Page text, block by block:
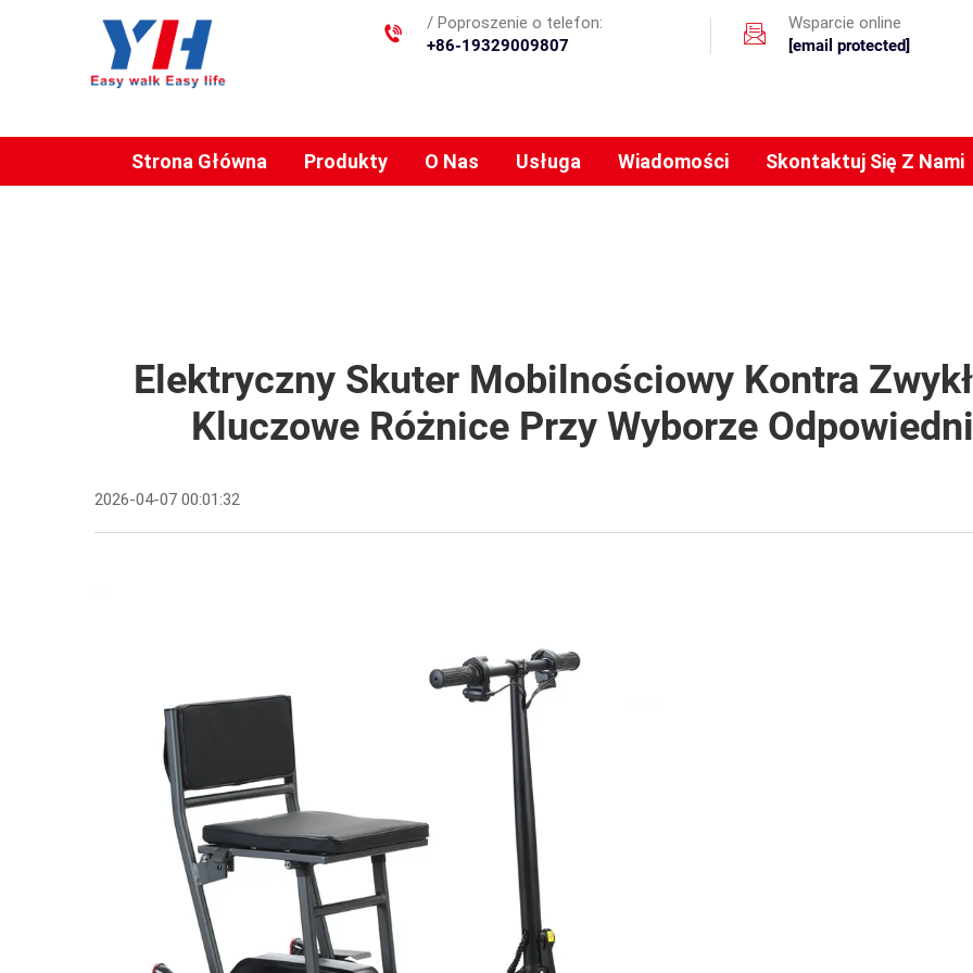
/ Poproszenie o telefon:
+86-19329009807
Wsparcie online
[email protected]
Strona Główna Produkty O Nas Usługa Wiadomości Skontaktuj Się Z Nami
Elektryczny Skuter Mobilnościowy Kontra
Kluczowe Różnice Przy Wyborze
2026-04-07 00:01:32